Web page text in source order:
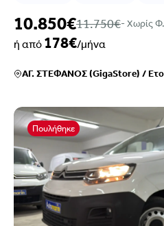
10.850€11.750€- Xωρίς
ή από 178€/μήνα
ΑΓ. ΣΤΕΦΑΝΟΣ (GigaStore) /
Πουλήθηκε